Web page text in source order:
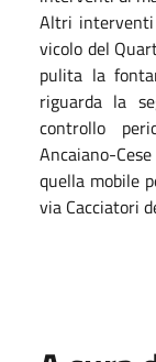
Altri
vicolo del
pulita la
riguarda la
controllo
Ancaiano-Cese
quella mobile
via Cacciatori